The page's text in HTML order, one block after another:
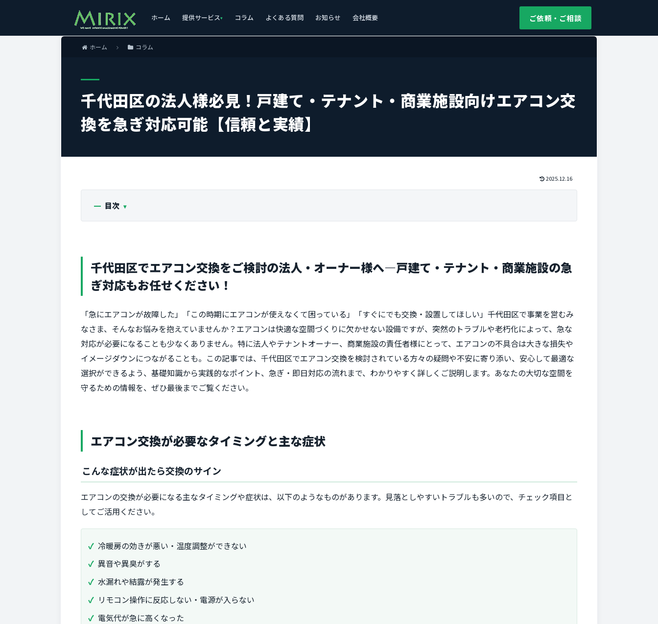
ご依頼・ご相談
ホーム 提供サービス コラム よくある質問 お知らせ 会社概要
ホーム コラム
千代田区の法人様必見！戸建て・テナント・商業施設向けエアコン交
換を急ぎ対応可能【信頼と実績】
2025.12.16
目次
千代田区でエアコン交換をご検討の法人・オーナー様へ―戸建て・テナント・商業施設の急
ぎ対応もお任せください！
「急にエアコンが故障した」「この時期にエアコンが使えなくて困っている」「すぐにでも交換・設置してほしい」――千代田区で事業を営むみ
なさま、そんなお悩みを抱えていませんか？エアコンは快適な空間づくりに欠かせない設備ですが、突然のトラブルや老朽化によって、急な
対応が必要になることも少なくありません。特に法人やテナントオーナー、商業施設の責任者様にとって、エアコンの不具合は大きな損失や
イメージダウンにつながることも。この記事では、千代田区でエアコン交換を検討されている方々の疑問や不安に寄り添い、安心して最適な
選択ができるよう、基礎知識から実践的なポイント、急ぎ・即日対応の流れまで、わかりやすく詳しくご説明します。あなたの大切な空間を
守るための情報を、ぜひ最後までご覧ください。
エアコン交換が必要なタイミングと主な症状
こんな症状が出たら交換のサイン
エアコンの交換が必要になる主なタイミングや症状は、以下のようなものがあります。見落としやすいトラブルも多いので、チェック項目と
してご活用ください。
冷暖房の効きが悪い・温度調整ができない
異音や異臭がする
水漏れや結露が発生する
リモコン操作に反応しない・電源が入らない
電気代が急に高くなった